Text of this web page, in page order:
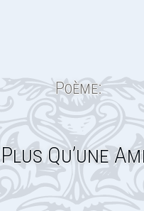
Poème:
Plus Qu’une